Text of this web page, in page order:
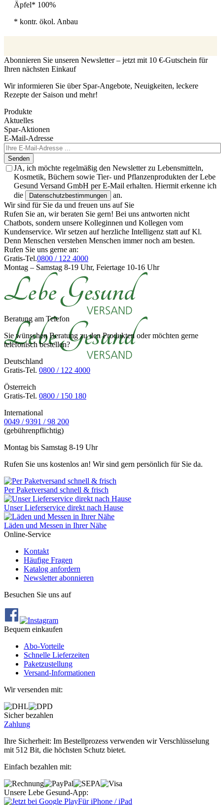
Äpfel* 100%
* kontr. ökol. Anbau
Abonnieren Sie unseren Newsletter – jetzt mit 10 €-Gutschein für
Ihren nächsten Einkauf
Wir informieren Sie über Spar-Angebote, Neuigkeiten, leckere
Rezepte der Saison und mehr!
Produkte
Aktuelles
Spar-Aktionen
E-Mail-Adresse
Senden
JA, ich möchte regelmäßig den Newsletter zu Lebensmitteln,
Kosmetik, Büchern sowie Tier- und Pflanzenprodukten der Lebe
Gesund Versand GmbH per E-Mail erhalten. Hiermit erkenne ich
die
Datenschutzbestimmungen
an.
Wir sind für Sie da und freuen uns auf Sie
Rufen Sie an, wir beraten Sie gern! Bei uns antworten nicht
Chatbots, sondern unsere Kolleginnen und Kollegen vom
Kundenservice. Wir setzen auf herzliche Intelligenz statt auf Kl.
Denn Menschen verstehen Menschen immer noch am besten.
Rufen Sie uns gerne an:
Gratis-Tel.0800 / 122 4000
Montag – Samstag 8-19 Uhr, Feiertage 10-16 Uhr
Beratung am Telefon
Sie wünschen Beratung zu den Produkten oder möchten gerne
telefonisch bestellen?
Deutschland
Gratis-Tel. 0800 / 122 4000
Österreich
Gratis-Tel. 0800 / 150 180
International
0049 / 9391 / 98 200
(gebührenpflichtig)
Montag bis Samstag 8-19 Uhr
Rufen Sie uns kostenlos an! Wir sind gern persönlich für Sie da.
Per Paketversand schnell & frisch
Unser Lieferservice direkt nach Hause
Läden und Messen in Ihrer Nähe
Online-Service
Kontakt
Häufige Fragen
Katalog anfordern
Newsletter abonnieren
Besuchen Sie uns auf
Bequem einkaufen
Abo‐Vorteile
Schnelle Lieferzeiten
Paketzustellung
Versand‐Informationen
Wir versenden mit:
Sicher bezahlen
Zahlung
Ihre Sicherheit: Im Bestellprozess verwenden wir Verschlüsselung
mit 512 Bit, die höchsten Schutz bietet.
Einfach bezahlen mit:
Unsere Lebe Gesund-App:
Für iPhone / iPad